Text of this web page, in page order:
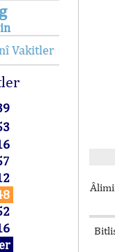
Vakitler